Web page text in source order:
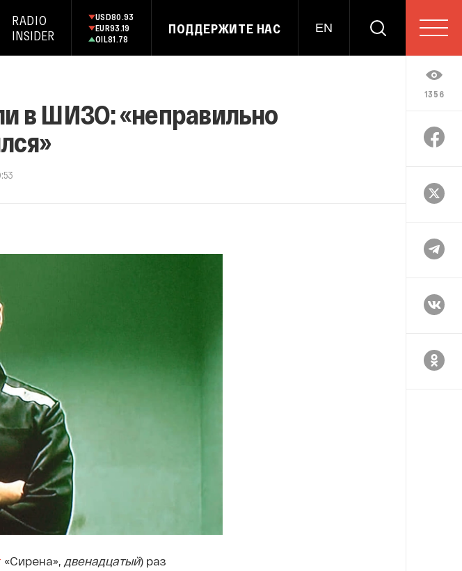
RADIO
INSIDER
USD80.93
EUR93.19
OIL81.78
ПОДДЕРЖИТЕ НАС EN
1356
в ШИЗО: «неправильно
«Сирена», двенадцатый) раз